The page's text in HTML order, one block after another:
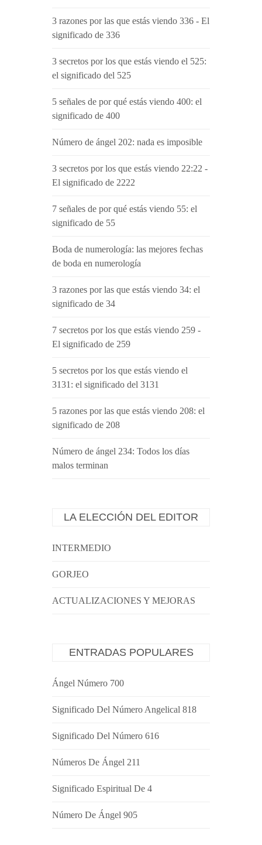
3 razones por las que estás viendo 336 - El
significado de 336
3 secretos por los que estás viendo el 525:
el significado del 525
5 señales de por qué estás viendo 400: el
significado de 400
Número de ángel 202: nada es imposible
3 secretos por los que estás viendo 22:22 -
El significado de 2222
7 señales de por qué estás viendo 55: el
significado de 55
Boda de numerología: las mejores fechas
de boda en numerología
3 razones por las que estás viendo 34: el
significado de 34
7 secretos por los que estás viendo 259 -
El significado de 259
5 secretos por los que estás viendo el
3131: el significado del 3131
5 razones por las que estás viendo 208: el
significado de 208
Número de ángel 234: Todos los días
malos terminan
LA ELECCIÓN DEL EDITOR
INTERMEDIO
GORJEO
ACTUALIZACIONES Y MEJORAS
ENTRADAS POPULARES
Ángel Número 700
Significado Del Número Angelical 818
Significado Del Número 616
Números De Ángel 211
Significado Espiritual De 4
Número De Ángel 905